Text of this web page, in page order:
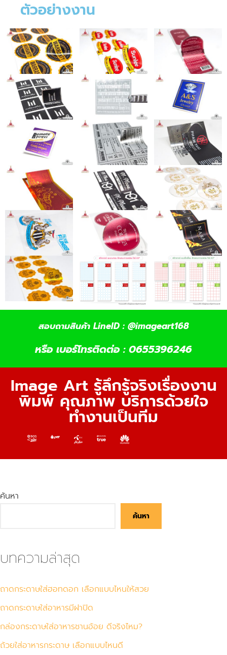
ตัวอย่างงาน
สอบถามสินค้า LineID : @imageart168
หรือ เบอร์โทรติดต่อ : 0655396246
Image Art รู้ลึกรู้จริงเรื่องงาน
พิมพ์ คุณภาพ บริการด้วยใจ
ทำงานเป็นทีม
ค้นหา
ค้นหา
บทความล่าสุด
ถาดกระดาษใส่ฮอทดอก เลือกแบบไหนให้สวย
ถาดกระดาษใส่อาหารมีฝาปิด
กล่องกระดาษใส่อาหารชานอ้อย ดีจริงไหม?
ถ้วยใส่อาหารกระดาษ เลือกแบบไหนดี